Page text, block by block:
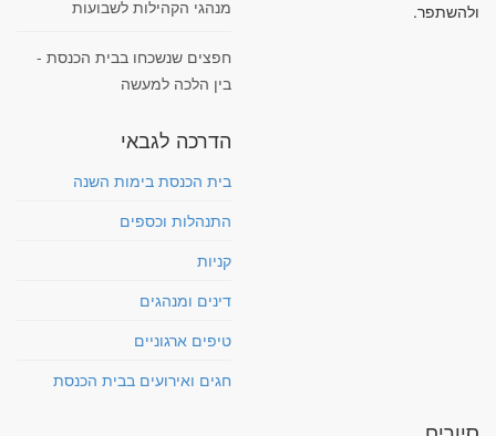
ולהשתפר.
מנהגי הקהילות לשבועות
חפצים שנשכחו בבית הכנסת -
בין הלכה למעשה
הדרכה לגבאי
בית הכנסת בימות השנה
התנהלות וכספים
קניות
דינים ומנהגים
טיפים ארגוניים
חגים ואירועים בבית הכנסת